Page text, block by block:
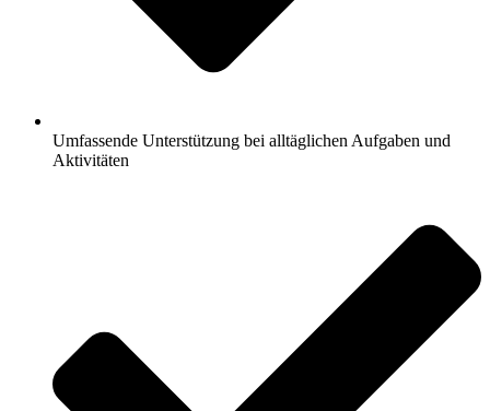
Umfassende Unterstützung bei alltäglichen Aufgaben und
Aktivitäten